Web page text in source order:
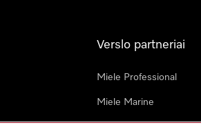
Verslo partneriai
Miele Professional
Miele Marine